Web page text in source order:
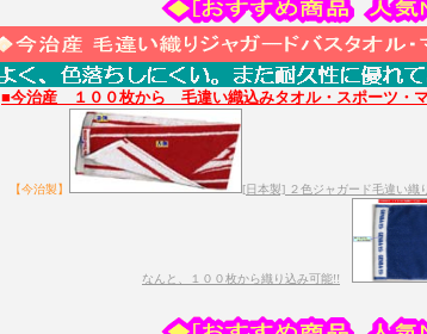
■今治産 １００枚から 毛違い織込みタオル・スポーツ・
【今治製】 [日本製] ２色ジャガード毛違い織
なんと、１００枚から織り込み可能!!